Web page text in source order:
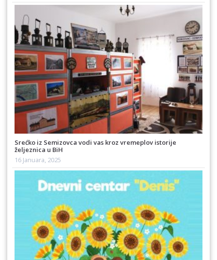
Srećko iz Semizovca vodi vas kroz vremeplov istorije
željeznica u BiH
16 Januara, 2025